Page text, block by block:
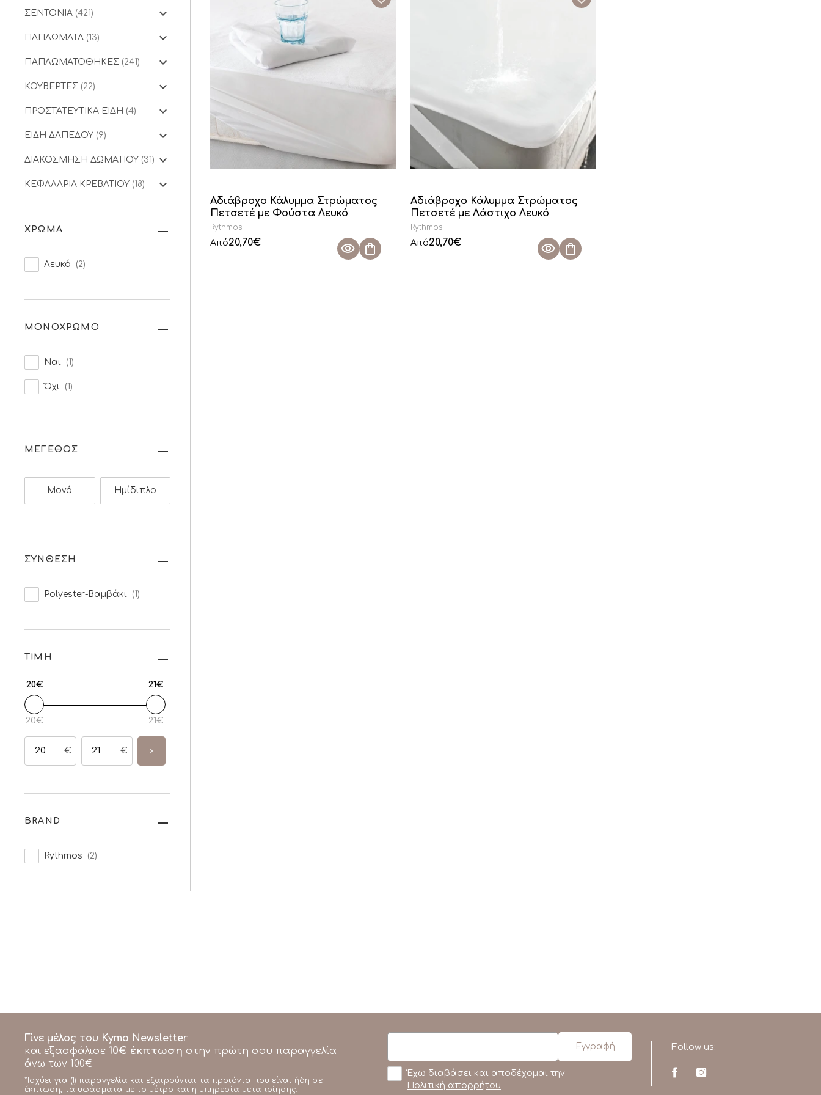
ΣΕΝΤΟΝΙΑ (421)
ΠΑΠΛΩΜΑΤΑ (13)
ΠΑΠΛΩΜΑΤΟΘΗΚΕΣ (241)
ΚΟΥΒΕΡΤΕΣ (22)
ΠΡΟΣΤΑΤΕΥΤΙΚΑ ΕΙΔΗ (4)
ΕΙΔΗ ΔΑΠΕΔΟΥ (9)
ΔΙΑΚΟΣΜΗΣΗ ΔΩΜΑΤΙΟΥ (31)
ΚΕΦΑΛΑΡΙΑ ΚΡΕΒΑΤΙΟΥ (18)
ΧΡΩΜΑ
Λευκό (2)
ΜΟΝΟΧΡΩΜΟ
Ναι (1)
Όχι (1)
ΜΕΓΕΘΟΣ
Μονό Ημίδιπλο
ΣΥΝΘΕΣΗ
Polyester-Βαμβάκι (1)
ΤΙΜΗ
20€ 21€
20€ 21€
€ €
BRAND
Rythmos (2)
Αδιάβροχο Κάλυμμα Στρώματος
Πετσετέ με Φούστα Λευκό
Rythmos
Από20,70€
Αδιάβροχο Κάλυμμα Στρώματος
Πετσετέ με Λάστιχο Λευκό
Rythmos
Από20,70€
Γίνε μέλος του Kyma Newsletter
και εξασφάλισε 10€ έκπτωση στην πρώτη σου παραγγελία
άνω των 100€
*Ισχύει για (1) παραγγελία και εξαιρούνται τα προϊόντα που είναι ήδη σε
έκπτωση, τα υφάσματα με το μέτρο και η υπηρεσία μεταποίησης.
Έχω διαβάσει και αποδέχομαι την
Πολιτική απορρήτου
Follow us: